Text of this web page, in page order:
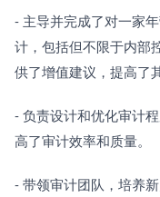
- 主导并完成了对一家
计，包括但不限于内部
供了增值建议，提高了
- 负责设计和优化审计
高了审计效率和质量。
- 带领审计团队，培养